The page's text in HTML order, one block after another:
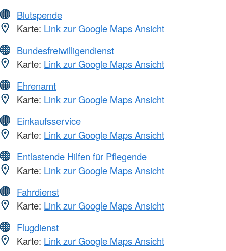
Blutspende
Karte: Link zur Google Maps Ansicht
Bundesfreiwilligendienst
Karte: Link zur Google Maps Ansicht
Ehrenamt
Karte: Link zur Google Maps Ansicht
Einkaufsservice
Karte: Link zur Google Maps Ansicht
Entlastende Hilfen für Pflegende
Karte: Link zur Google Maps Ansicht
Fahrdienst
Karte: Link zur Google Maps Ansicht
Flugdienst
Karte: Link zur Google Maps Ansicht